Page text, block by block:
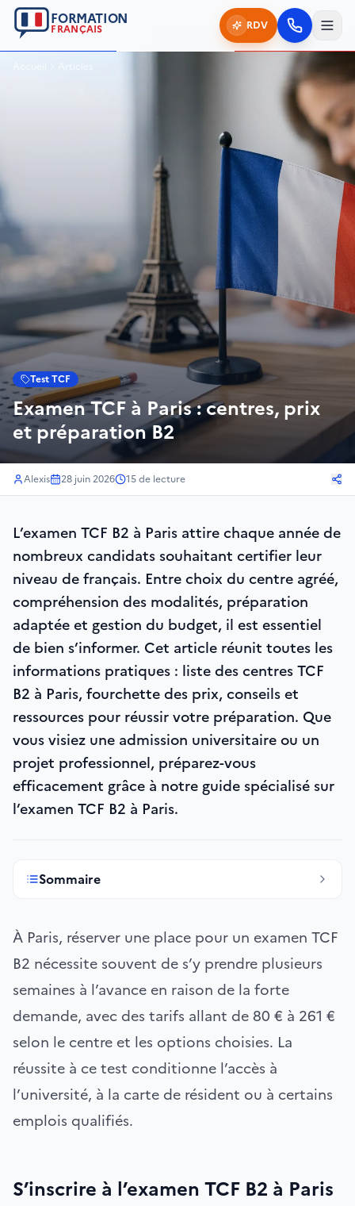
FORMATION
FRANÇAIS RDV
Test TCF
Examen TCF à Paris : centres, prix
et préparation B2
Alexis 28 juin 2026 15de lecture
L’examen TCF B2 à Paris attire chaque année de
nombreux candidats souhaitant certifier leur
niveau de français. Entre choix du centre agréé,
compréhension des modalités, préparation
adaptée et gestion du budget, il est essentiel
de bien s’informer. Cet article réunit toutes les
informations pratiques : liste des centres TCF
B2 à Paris, fourchette des prix, conseils et
ressources pour réussir votre préparation. Que
vous visiez une admission universitaire ou un
projet professionnel, préparez-vous
efficacement grâce à notre guide spécialisé sur
l’examen TCF B2 à Paris.
Sommaire
À Paris, réserver une place pour un examen TCF
B2 nécessite souvent de s’y prendre plusieurs
semaines à l’avance en raison de la forte
demande, avec des tarifs allant de 80 € à 261 €
selon le centre et les options choisies. La
réussite à ce test conditionne l’accès à
l’université, à la carte de résident ou à certains
emplois qualifiés.
S’inscrire à l’examen TCF B2 à Paris